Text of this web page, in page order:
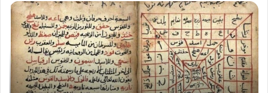
اسماء
الجن
في
كتاب
شمس
المعارف